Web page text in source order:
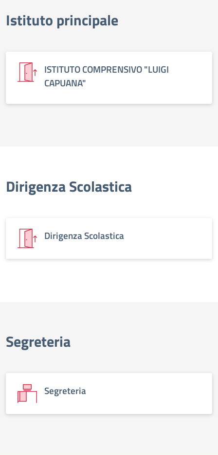
elenco degli organi
Istituto principale
ISTITUTO COMPRENSIVO "LUIGI
CAPUANA"
Dirigenza Scolastica
Dirigenza Scolastica
Segreteria
Segreteria